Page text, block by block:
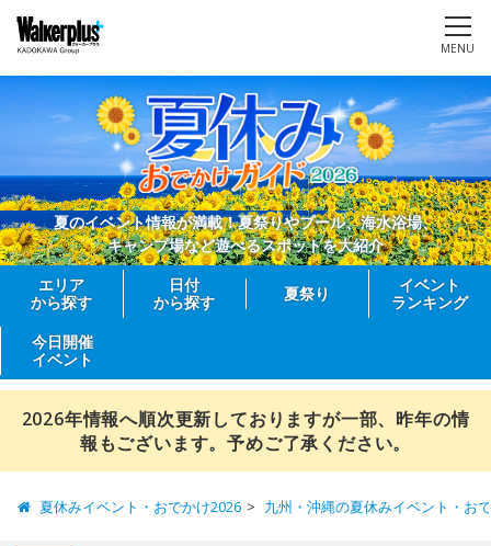
MENU
夏のイベント情報が満載！夏祭りやプール、海水浴場、
キャンプ場など遊べるスポットを大紹介
エリア
から探す
日付
から探す
夏祭り
イベント
ランキング
今日開催
イベント
2026年情報へ順次更新しておりますが一部、昨年の情
報もございます。予めご了承ください。
夏休みイベント・おでかけ2026 九州・沖縄の夏休みイベント・お